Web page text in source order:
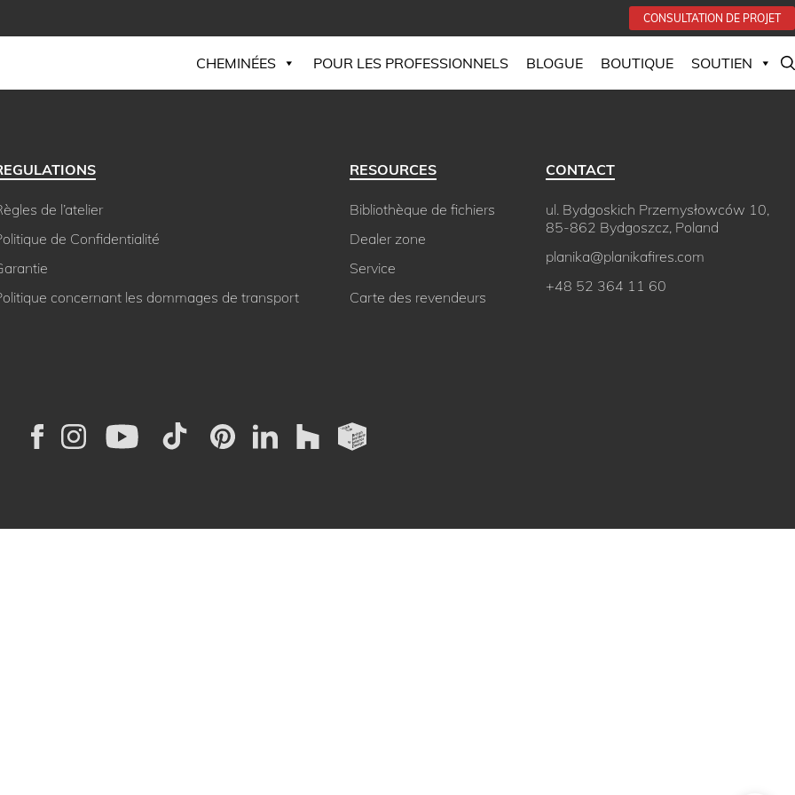
CONSULTATION DE PROJET
CHEMINÉES POUR LES PROFESSIONNELS BLOGUE BOUTIQUE SOUTIEN
de l’atelier
de Confidentialité
concernant les dommages de transport
RESOURCES
Bibliothèque de fichiers
Dealer zone
Service
Carte des revendeurs
CONTACT
ul. Bydgoskich Przemysłowców 10,
85-862 Bydgoszcz, Poland
planika@planikafires.com
+48 52 364 11 60